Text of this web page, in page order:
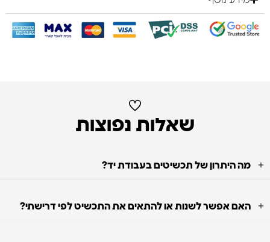
שאלות נפוצות
מה היתרון של תכשיטים בעבודת יד?
האם אפשר לשנות או להתאים את התכשיט לפי דרישתי?